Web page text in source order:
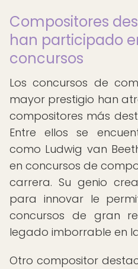
Compositores
han participado
concursos
Los concursos de
mayor prestigio han
compositores más
Entre ellos se
como Ludwig van
en concursos de
carrera. Su genio
para innovar le
concursos de gran
legado imborrable en
Otro compositor